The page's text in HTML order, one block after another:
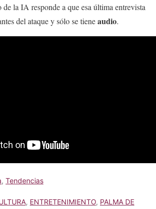
de la IA responde a que esa última entrevista
del ataque y sólo se tieneaudio.
, Tendencias
, ENTRETENIMIENTO, PALMA DE